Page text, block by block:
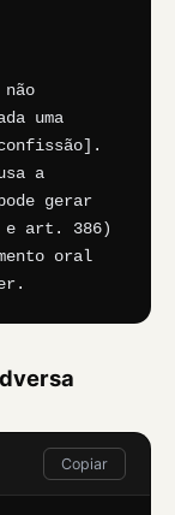
uma
a
gerar
e art. 386)
oral
Copiar